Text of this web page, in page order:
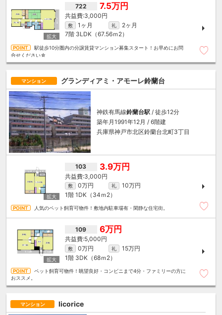
722 7.5万円
3,000円
敷 1ヶ月 礼
2ヶ月
7階 3LDK（67.56ｍ 2）
駅徒歩10分圏内の分譲賃貸マンション募集スタート！お早めにお問
合せください☆
マンション グランディアミ・アモーレ鈴蘭台
神鉄有馬線鈴蘭台駅 / 徒歩12分
築年月1991年12月 / 6階建
兵庫県神戸市北区鈴蘭台北町3丁目
103 3.9万円
3,000円
敷 0万円 礼
10万円
1階 1DK（34ｍ 2）
人気のペット飼育可物件！敷地内駐車場有・閑静な住宅街。
109 6万円
5,000円
敷 0万円 礼
15万円
1階 3DK（68ｍ 2）
ペット飼育可物件！眺望良好・コンビニまで4分・ファミリーの方に
おススメ。
マンション licorice